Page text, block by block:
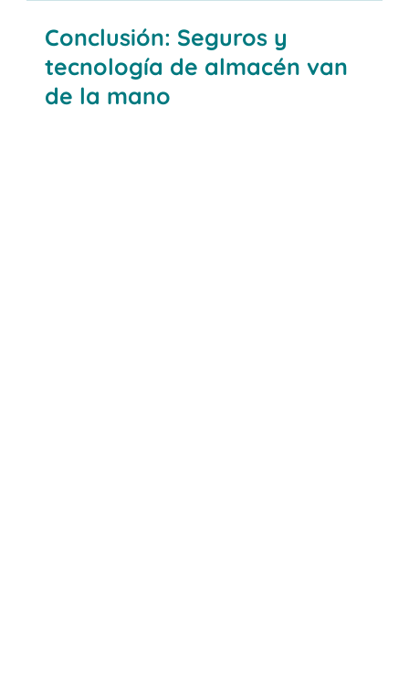
Conclusión: Seguros y
tecnología de almacén van
de la mano